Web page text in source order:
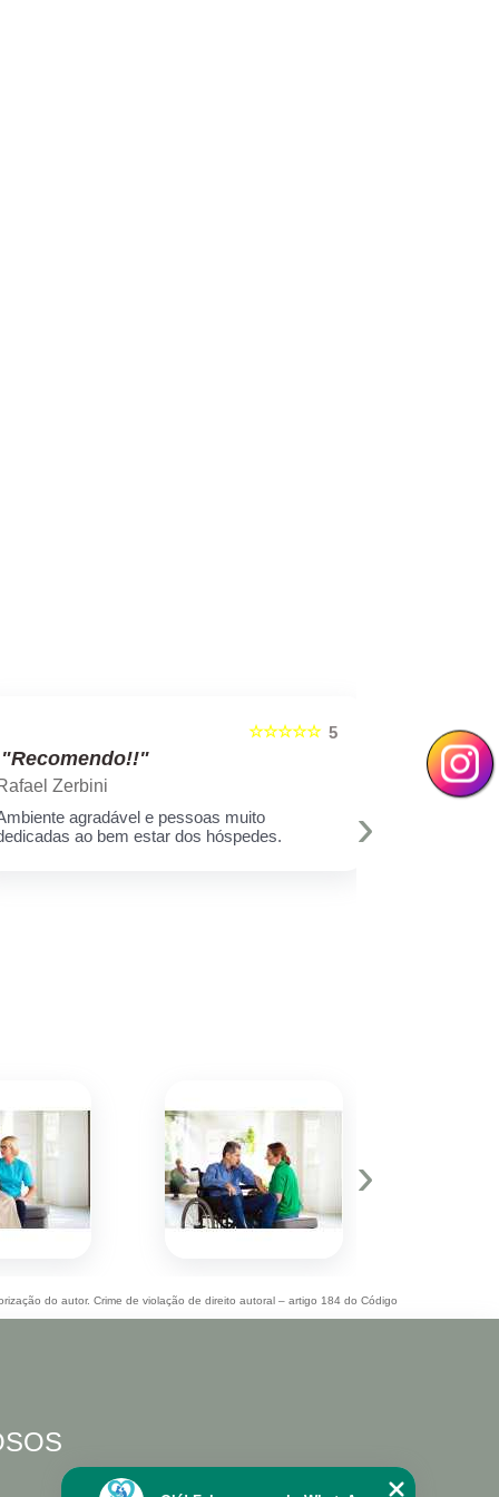
5
☆☆☆☆☆
"Recomendo!!"
Zerbini
agradável e pessoas muito
ao bem estar dos hóspedes.
Swellen
›
›
do autor. Crime de violação de direito autoral – artigo 184 do Código